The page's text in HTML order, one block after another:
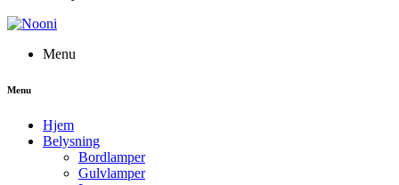
Menu
Menu
Hjem
Belysning
Bordlamper
Gulvlamper